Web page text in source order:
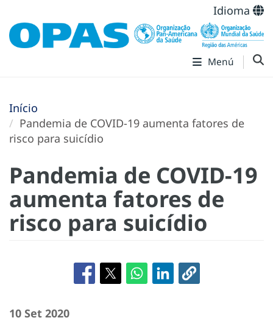
Idioma
Menú
Início
Pandemia de COVID-19 aumenta fatores de
risco para suicídio
Pandemia de COVID-19
aumenta fatores de
risco para suicídio
10 Set 2020